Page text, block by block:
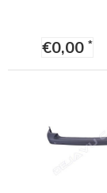
€0,00*